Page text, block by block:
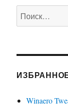
Искать:
Winaero